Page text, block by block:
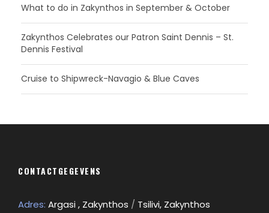
What to do in Zakynthos in September & October
Zakynthos Celebrates our Patron Saint Dennis – St.
Dennis Festival
Cruise to Shipwreck-Navagio & Blue Caves
CONTACTGEGEVENS
Adres: Argasi , Zakynthos / Tsilivi, Zakynthos